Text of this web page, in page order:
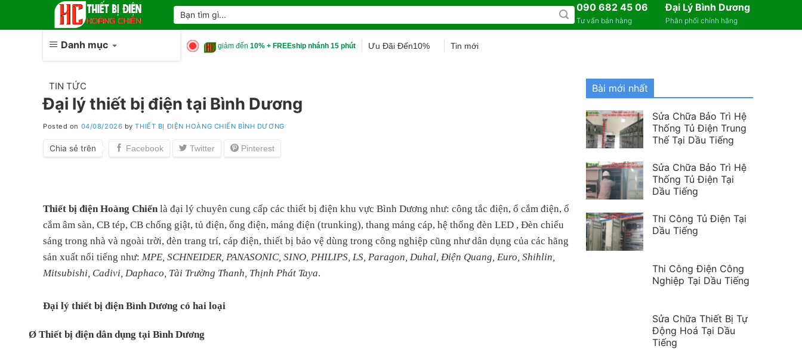
Tìm
kiếm:
090 682 45 06
Tư vấn bán hàng
Đại Lý Bình Dương
Phân phối chính hãng
Danh mục giảm đến 10% + FREEship nhánh 15 phút Ưu Đãi Đến10% Tin mới
TIN TỨC
Đại lý thiết bị điện tại Bình Dương
Posted on 04/08/2026 byTHIẾT BỊ ĐIỆN HOÀNG CHIẾN BÌNH DƯƠNG
Chia sẻ trên
Thiết bị điện Hoàng Chiến là đại lý chuyên cung cấp các thiết bị điện khu vực Bình Dương như: công tắc điện, ổ cắm điện, ổ
cắm âm sàn, CB tép, CB chống giật, tủ điện, ống điện, máng điện (trunking), thang máng cáp, hệ thống đèn LED , Đèn chiếu
sáng trong nhà và ngoài trời, đèn trang trí, cáp điện, thiết bị bảo vệ dùng trong công nghiệp cũng như dân dụng của các hãng
sản xuất nổi tiếng như: MPE, SCHNEIDER, PANASONIC, SINO, PHILIPS, LS, Paragon, Duhal, Điện Quang, Euro, Shihlin,
Mitsubishi, Cadivi, Daphaco, Tài Trường Thanh, Thịnh Phát Taya.
Đại lý thiết bị điện Bình Dương có hai loại
Ø Thiết bị điện dân dụng tại Bình Dương
Bài mới nhất
Sửa Chữa Bảo Trì Hệ
Thống Tủ Điện Trung
Thế Tại Dầu Tiếng
Sửa Chữa Bảo Trì Hệ
Thống Tủ Điện Tại
Dầu Tiếng
Thi Công Tủ Điện Tại
Dầu Tiếng
Thi Công Điện Công
Nghiệp Tại Dầu Tiếng
Sửa Chữa Thiết Bị Tự
Động Hoá Tại Dầu
Tiếng